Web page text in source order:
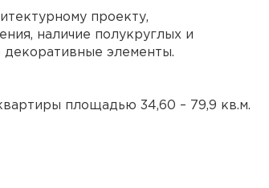
проекту,
наличие полукруглых и
элементы.
площадью 34,60 – 79,9 кв.м.